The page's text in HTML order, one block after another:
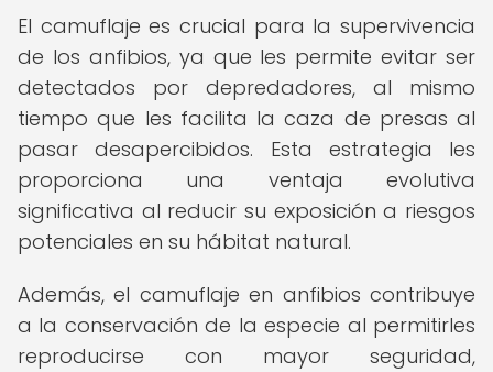
El camuflaje es crucial para la supervivencia
de los anfibios, ya que les permite evitar ser
detectados por depredadores, al mismo
tiempo que les facilita la caza de presas al
pasar desapercibidos. Esta estrategia les
proporciona una ventaja evolutiva
significativa al reducir su exposición a riesgos
potenciales en su hábitat natural.
Además, el camuflaje en anfibios contribuye
a la conservación de la especie al permitirles
reproducirse con mayor seguridad,